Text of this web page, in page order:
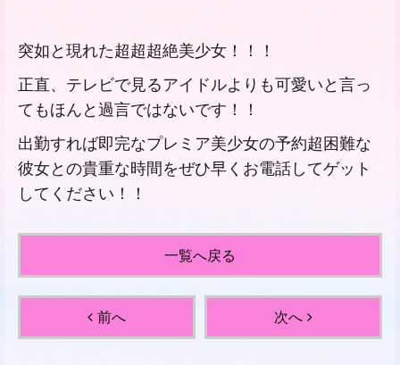
突如と現れた超超超絶美少女！！！
正直、テレビで見るアイドルよりも可愛いと言っ
てもほんと過言ではないです！！
出勤すれば即完なプレミア美少女の予約超困難な
彼女との貴重な時間をぜひ早くお電話してゲット
してください！！
前へ
一覧へ戻る
次へ